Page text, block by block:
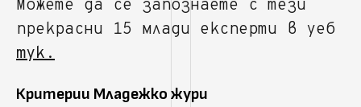
Можете да се запознаете с тези
прекрасни 15 млади експерти в уеб
тук.
Критерии Младежко жури